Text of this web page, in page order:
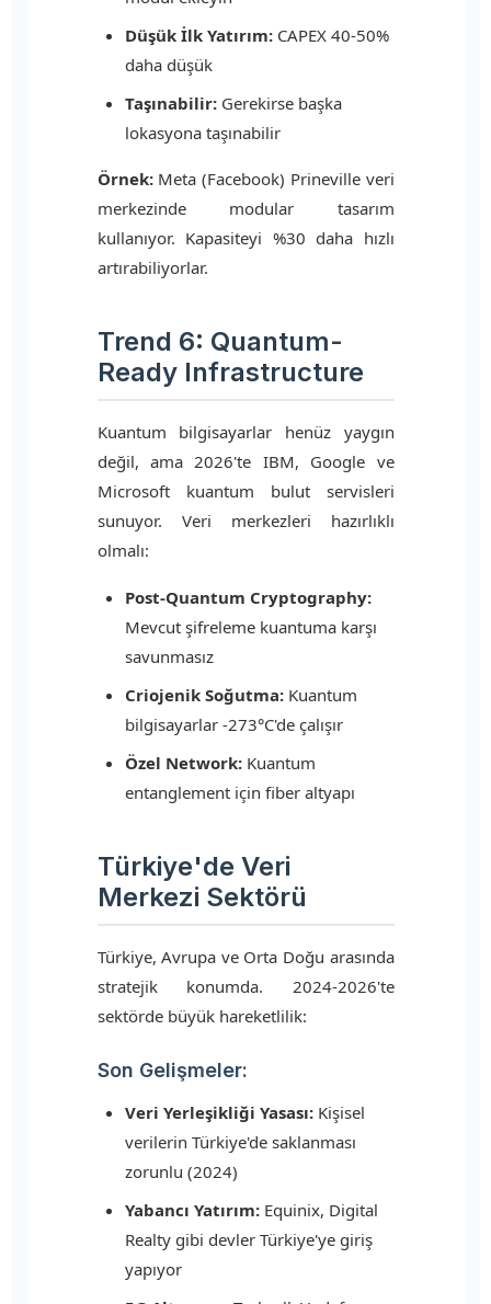
Düşük İlk Yatırım:CAPEX 40-50%
daha düşük
Taşınabilir:Gerekirse başka
lokasyona taşınabilir
Örnek:Meta (Facebook) Prineville veri
merkezinde modular tasarım
kullanıyor. Kapasiteyi %30 daha hızlı
artırabiliyorlar.
Trend 6: Quantum-
Ready Infrastructure
Kuantum bilgisayarlar henüz yaygın
değil, ama 2026'te IBM, Google ve
Microsoft kuantum bulut servisleri
sunuyor. Veri merkezleri hazırlıklı
olmalı:
Post-Quantum Cryptography:
Mevcut şifreleme kuantuma karşı
savunmasız
Criojenik Soğutma:Kuantum
bilgisayarlar -273°C'de çalışır
Özel Network:Kuantum
entanglement için fiber altyapı
Türkiye'de Veri
Merkezi Sektörü
Türkiye, Avrupa ve Orta Doğu arasında
stratejik konumda. 2024-2026'te
sektörde büyük hareketlilik:
Son Gelişmeler:
Veri Yerleşikliği Yasası:Kişisel
verilerin Türkiye'de saklanması
zorunlu (2024)
Yabancı Yatırım:Equinix, Digital
Realty gibi devler Türkiye'ye giriş
yapıyor